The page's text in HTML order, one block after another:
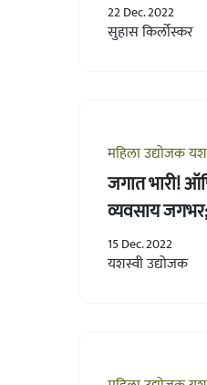
22 Dec. 2022
सुहास किर्लोस्कर
महिला उद्योजक
जगात भारी!
व्यवसाय
प्रवास
15 Dec. 2022
यशस्वी उद्योजक